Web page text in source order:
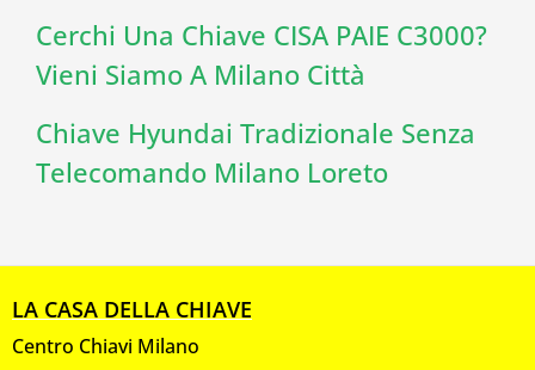
Cerchi Una Chiave CISA PAIE C3000?
Vieni Siamo A Milano Città
Chiave Hyundai Tradizionale Senza
Telecomando Milano Loreto
LA CASA DELLA CHIAVE
Centro Chiavi Milano